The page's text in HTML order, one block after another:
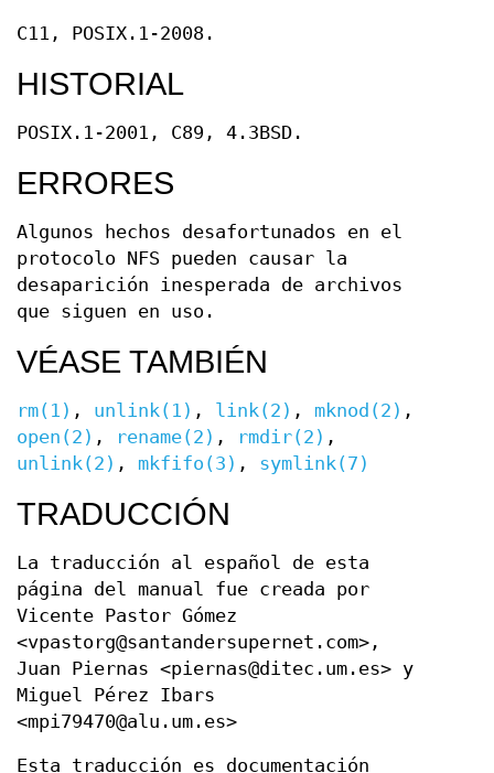
C11, POSIX.1-2008.
HISTORIAL
POSIX.1-2001, C89, 4.3BSD.
ERRORES
Algunos hechos desafortunados en el
protocolo NFS pueden causar la
desaparición inesperada de archivos
que siguen en uso.
VÉASE TAMBIÉN
rm(1) , unlink(1) , link(2) , mknod(2) ,
open(2) , rename(2) , rmdir(2) ,
unlink(2) , mkfifo(3) , symlink(7)
TRADUCCIÓN
La traducción al español de esta
página del manual fue creada por
Vicente Pastor Gómez
<vpastorg@santandersupernet.com>,
Juan Piernas <piernas@ditec.um.es> y
Miguel Pérez Ibars
<mpi79470@alu.um.es>
Esta traducción es documentación